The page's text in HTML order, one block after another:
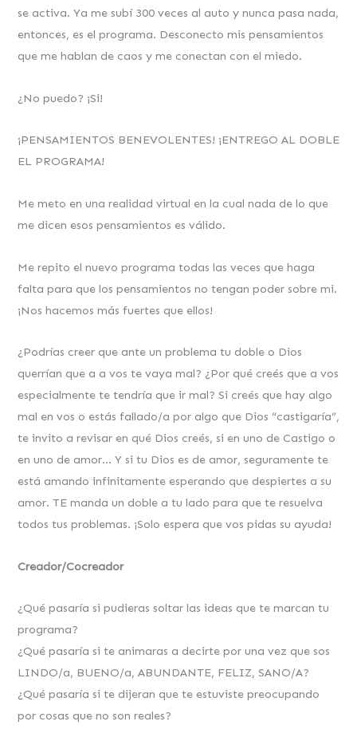
se activa. Ya me subí 300 veces al auto y nunca pasa nada,
entonces, es el programa. Desconecto mis pensamientos
que me hablan de caos y me conectan con el miedo.
¿No puedo? ¡Si!
¡PENSAMIENTOS BENEVOLENTES! ¡ENTREGO AL DOBLE
EL PROGRAMA!
Me meto en una realidad virtual en la cual nada de lo que
me dicen esos pensamientos es válido.
Me repito el nuevo programa todas las veces que haga
falta para que los pensamientos no tengan poder sobre mi.
¡Nos hacemos más fuertes que ellos!
¿Podrías creer que ante un problema tu doble o Dios
querrían que a a vos te vaya mal? ¿Por qué creés que a vos
especialmente te tendría que ir mal? Si creés que hay algo
mal en vos o estás fallado/a por algo que Dios “castigaría”,
te invito a revisar en qué Dios creés, si en uno de Castigo o
en uno de amor… Y si tu Dios es de amor, seguramente te
está amando infinitamente esperando que despiertes a su
amor. TE manda un doble a tu lado para que te resuelva
todos tus problemas. ¡Solo espera que vos pidas su ayuda!
Creador/Cocreador
¿Qué pasaría si pudieras soltar las ideas que te marcan tu
programa?
¿Qué pasaría si te animaras a decirte por una vez que sos
LINDO/a, BUENO/a, ABUNDANTE, FELIZ, SANO/A?
¿Qué pasaría si te dijeran que te estuviste preocupando
por cosas que no son reales?